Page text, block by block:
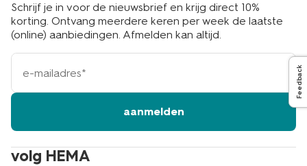
volg HEMA
Schrijf je in voor de nieuwsbrief en krijg direct 10%
korting. Ontvang meerdere keren per week de laatste
(online) aanbiedingen. Afmelden kan altijd.
e-
mailadres
aanmelden
Feedback